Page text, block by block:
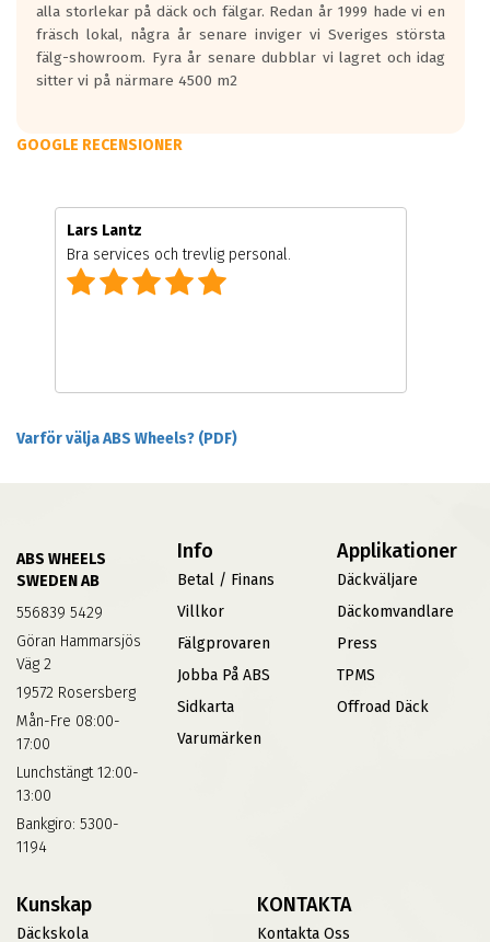
alla storlekar på däck och fälgar. Redan år 1999 hade vi en
fräsch lokal, några år senare inviger vi Sveriges största
fälg-showroom. Fyra år senare dubblar vi lagret och idag
sitter vi på närmare 4500 m2
GOOGLE RECENSIONER
Lars Lantz
Bra services och trevlig personal.
Varför välja ABS Wheels? (PDF)
ABS WHEELS
SWEDEN AB
556839 5429
Göran Hammarsjös
Väg 2
19572 Rosersberg
Mån-Fre 08:00-
17:00
Lunchstängt 12:00-
13:00
Bankgiro: 5300-
1194
Info
Betal / Finans
Villkor
Fälgprovaren
Jobba På ABS
Sidkarta
Varumärken
Applikationer
Däckväljare
Däckomvandlare
Press
TPMS
Offroad Däck
Kunskap
Däckskola
KONTAKTA
Kontakta Oss